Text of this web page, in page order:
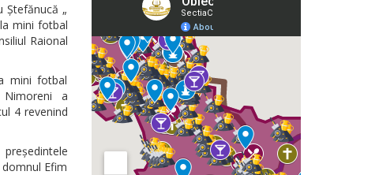
„
mini fotbal
Raional
mini fotbal
Nimoreni a
4 revenind
Efim